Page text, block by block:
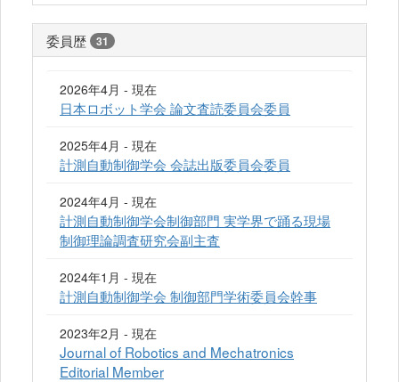
委員歴 31
2026年4月 - 現在
日本ロボット学会 論文査読委員会委員
2025年4月 - 現在
計測自動制御学会 会誌出版委員会委員
2024年4月 - 現在
計測自動制御学会制御部門 実学界で踊る現場
制御理論調査研究会副主査
2024年1月 - 現在
計測自動制御学会 制御部門学術委員会幹事
2023年2月 - 現在
Journal of Robotics and Mechatronics
Editorial Member